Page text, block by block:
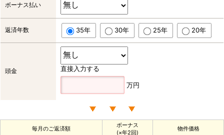
ボーナス払い
返済年数 35年 30年 25年 20年
頭金 直接入力する
万円
毎月のご返済額
ボーナス
(×年2回)
物件価格